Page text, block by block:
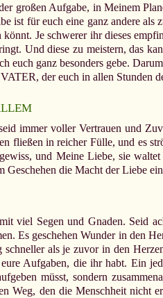
großen Aufgabe, in Meinem
ist für euch eine ganz andere
Je schwerer ihr dieses
Und diese zu meistern, das
euch ganz besonders gebe.
der euch in allen
immer voller Vertrauen und
fließen in reicher Fülle, und es
und Meine Liebe, sie
die Macht der Liebe
viel Segen und Gnaden. Seid
Es geschehen Wunder in den
als je zuvor in den
Aufgaben, die ihr habt. Ein
müsst, sondern
Weg, den die Menschheit